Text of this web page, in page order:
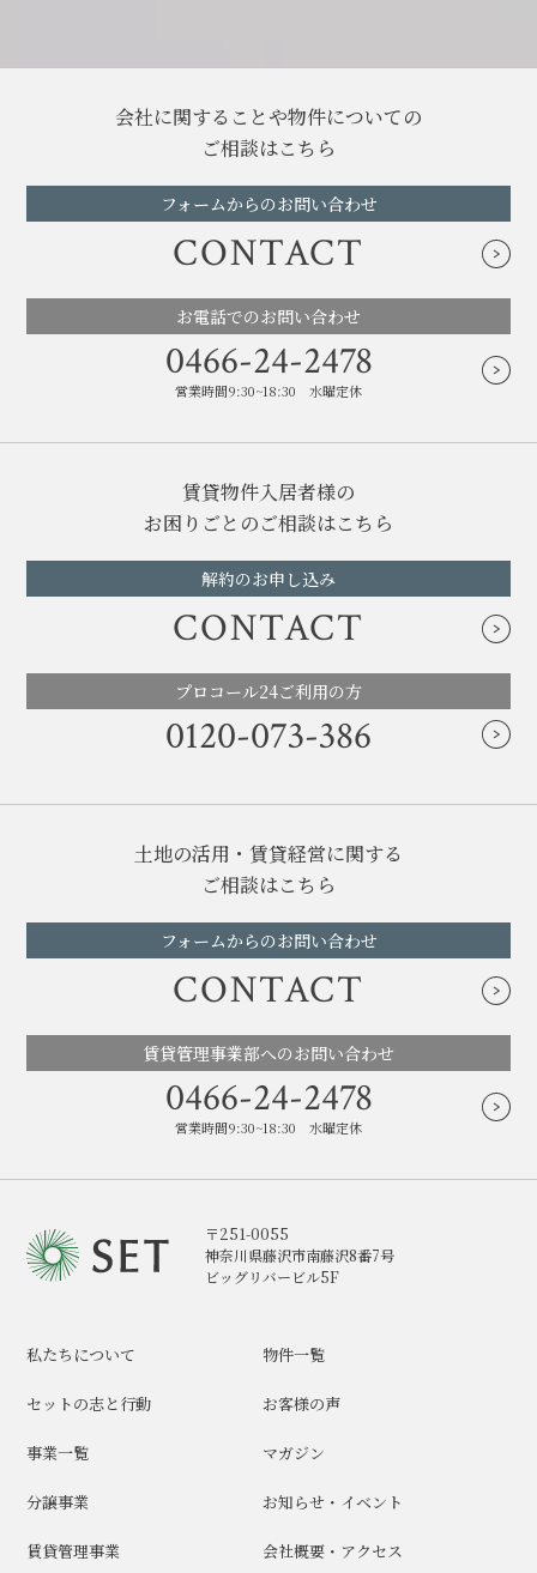
会社に関することや物件についての
ご相談はこちら
フォームからのお問い合わせ
CONTACT
お電話でのお問い合わせ
0466-24-2478
営業時間9:30~18:30 水曜定休
賃貸物件入居者様の
お困りごとのご相談はこちら
解約のお申し込み
CONTACT
プロコール24ご利用の方
0120-073-386
土地の活用・賃貸経営に関する
ご相談はこちら
フォームからのお問い合わせ
CONTACT
賃貸管理事業部へのお問い合わせ
0466-24-2478
営業時間9:30~18:30 水曜定休
〒251-0055
神奈川県藤沢市南藤沢8番7号
ビッグリバービル5F
私たちについて
セットの志と行動
事業一覧
分譲事業
賃貸管理事業
物件一覧
お客様の声
マガジン
お知らせ・イベント
会社概要・アクセス